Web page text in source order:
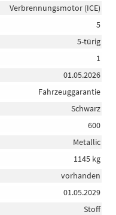
Verbrennungsmotor (ICE)
5
5-türig
1
01.05.2026
Fahrzeuggarantie
Schwarz
600
Metallic
1145 kg
vorhanden
01.05.2029
Stoff